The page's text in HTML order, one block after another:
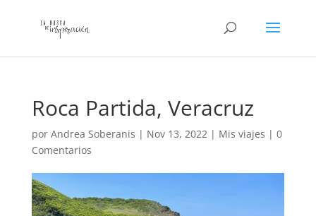
Roca Partida, Veracruz
por Andrea Soberanis | Nov 13, 2022| Mis viajes | 0
Comentarios